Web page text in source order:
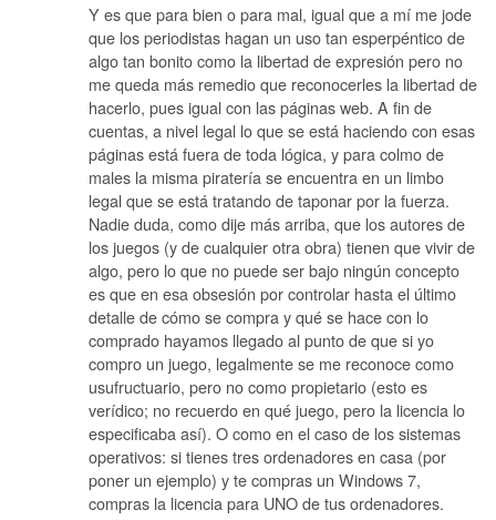
Y es que para bien o para mal, igual que a mí me jode
que los periodistas hagan un uso tan esperpéntico de
algo tan bonito como la libertad de expresión pero no
me queda más remedio que reconocerles la libertad de
hacerlo, pues igual con las páginas web. A fin de
cuentas, a nivel legal lo que se está haciendo con esas
páginas está fuera de toda lógica, y para colmo de
males la misma piratería se encuentra en un limbo
legal que se está tratando de taponar por la fuerza.
Nadie duda, como dije más arriba, que los autores de
los juegos (y de cualquier otra obra) tienen que vivir de
algo, pero lo que no puede ser bajo ningún concepto
es que en esa obsesión por controlar hasta el último
detalle de cómo se compra y qué se hace con lo
comprado hayamos llegado al punto de que si yo
compro un juego, legalmente se me reconoce como
usufructuario, pero no como propietario (esto es
verídico; no recuerdo en qué juego, pero la licencia lo
especificaba así). O como en el caso de los sistemas
operativos: si tienes tres ordenadores en casa (por
poner un ejemplo) y te compras un Windows 7,
compras la licencia para UNO de tus ordenadores.